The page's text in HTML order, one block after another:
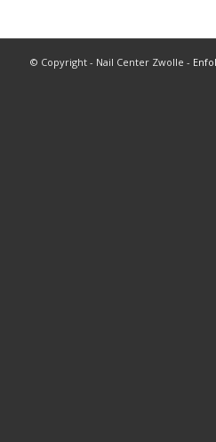
© Copyright - Nail Center Zwolle -